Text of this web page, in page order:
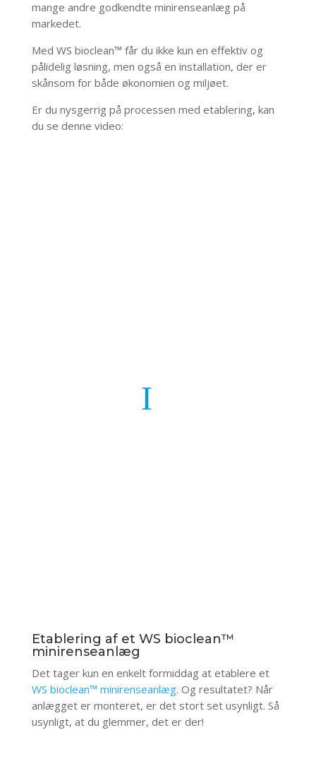
mange andre godkendte minirenseanlæg på
markedet.
Med WS bioclean™ får du ikke kun en effektiv og
pålidelig løsning, men også en installation, der er
skånsom for både økonomien og miljøet.
Er du nysgerrig på processen med etablering, kan
du se denne video:
Etablering af et WS bioclean™
minirenseanlæg
Det tager kun en enkelt formiddag at etablere et
WS bioclean™ minirenseanlæg. Og resultatet? Når
anlægget er monteret, er det stort set usynligt. Så
usynligt, at du glemmer, det er der!